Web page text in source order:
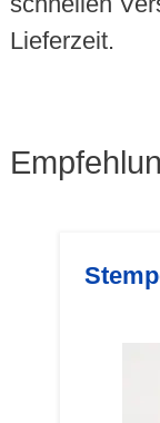
Lieferzeit.